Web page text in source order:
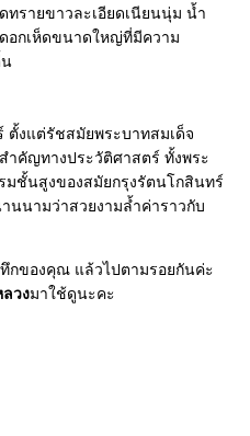
ทรายขาวละเอียดเนียนนุ่ม น้ำ
ดอกเห็ดขนาดใหญ่ที่มีความ
น
ตั้งแต่รัชสมัยพระบาทสมเด็จ
ำคัญทางประวัติศาสตร์ ทั้งพระ
ชั้นสูงของสมัยกรุงรัตนโกสินทร์
นนามว่าสวยงามล้ำค่าราวกับ
กของคุณ แล้วไปตามรอยกันค่ะ
วงมาใช้ดูนะคะ